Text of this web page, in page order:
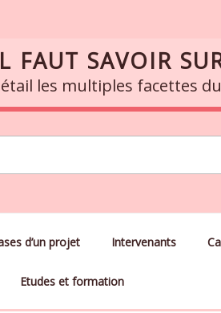
FAUT SAVOIR
les multiples facettes
d’un projet Intervenants
Etudes et formation